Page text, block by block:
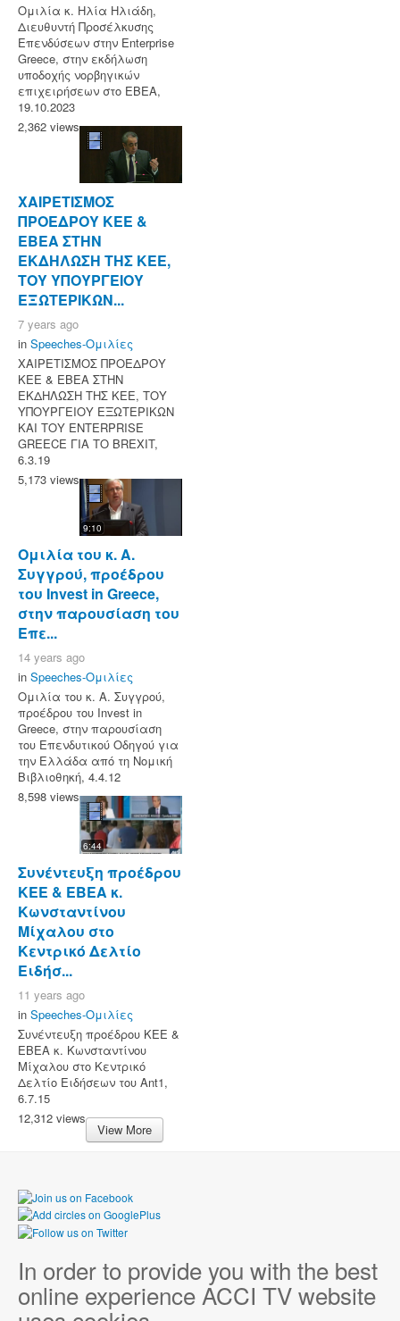
Ομιλία κ. Ηλία Ηλιάδη,
Διευθυντή Προσέλκυσης
Επενδύσεων στην Enterprise
Greece, στην εκδήλωση
υποδοχής νορβηγικών
επιχειρήσεων στο ΕΒΕΑ,
19.10.2023
2,362 views
ΧΑΙΡΕΤΙΣΜΟΣ
ΠΡΟΕΔΡΟΥ ΚΕΕ &
ΕΒΕΑ ΣΤΗΝ
ΕΚΔΗΛΩΣΗ ΤΗΣ ΚΕΕ,
ΤΟΥ ΥΠΟΥΡΓΕΙΟΥ
ΕΞΩΤΕΡΙΚΩΝ...
7 years ago
in Speeches-Ομιλίες
ΧΑΙΡΕΤΙΣΜΟΣ ΠΡΟΕΔΡΟΥ
ΚΕΕ & ΕΒΕΑ ΣΤΗΝ
ΕΚΔΗΛΩΣΗ ΤΗΣ ΚΕΕ, ΤΟΥ
ΥΠΟΥΡΓΕΙΟΥ ΕΞΩΤΕΡΙΚΩΝ
ΚΑΙ ΤΟΥ ENTERPRISE
GREECE ΓΙΑ ΤΟ BREXIT,
6.3.19
5,173 views
9:10
Ομιλία του κ. Α.
Συγγρού, προέδρου
του Invest in Greece,
στην παρουσίαση του
Επε...
14 years ago
in Speeches-Ομιλίες
Ομιλία του κ. Α. Συγγρού,
προέδρου του Invest in
Greece, στην παρουσίαση
του Επενδυτικού Οδηγού για
την Ελλάδα από τη Νομική
Βιβλιοθηκή, 4.4.12
8,598 views
6:44
Συνέντευξη προέδρου
ΚΕΕ & ΕΒΕΑ κ.
Κωνσταντίνου
Μίχαλου στο
Κεντρικό Δελτίο
Ειδήσ...
11 years ago
in Speeches-Ομιλίες
Συνέντευξη προέδρου ΚΕΕ &
ΕΒΕΑ κ. Κωνσταντίνου
Μίχαλου στο Κεντρικό
Δελτίο Ειδήσεων του Ant1,
6.7.15
12,312 views
View More
In order to provide you with the best
online experience ACCI TV website